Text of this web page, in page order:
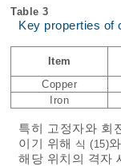
Table 3
Key properties of
Item
Copper
Iron
특히 고정자와 회
이기 위해 식 (15)
해당 위치의 격자